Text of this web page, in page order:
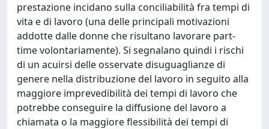
prestazione incidano sulla conciliabilità fra tempi di
vita e di lavoro (una delle principali motivazioni
addotte dalle donne che risultano lavorare part-
time volontariamente). Si segnalano quindi i rischi
di un acuirsi delle osservate disuguaglianze di
genere nella distribuzione del lavoro in seguito alla
maggiore imprevedibilità dei tempi di lavoro che
potrebbe conseguire la diffusione del lavoro a
chiamata o la maggiore flessibilità dei tempi di